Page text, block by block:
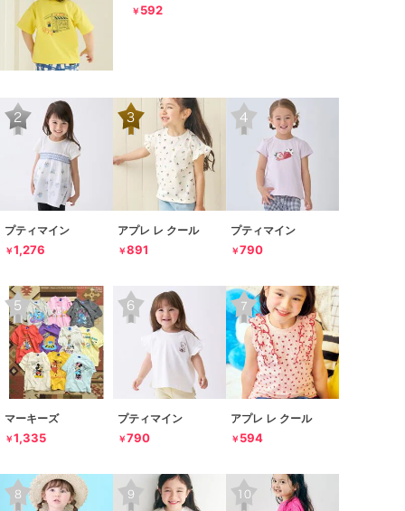
￥ 592
プティマイン
￥1,276
アプレ レ クール
￥891
プティマイン
￥790
マーキーズ
￥1,335
プティマイン
￥790
アプレ レ クール
￥ 594